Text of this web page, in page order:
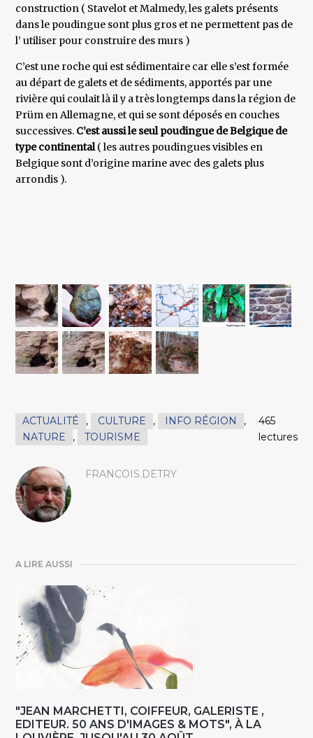
construction ( Stavelot et Malmedy, les galets présents
dans le poudingue sont plus gros et ne permettent pas de
l’ utiliser pour construire des murs )
C’est une roche qui est sédimentaire car elle s’est formée
au départ de galets et de sédiments, apportés par une
rivière qui coulait là il y a très longtemps dans la région de
Prüm en Allemagne, et qui se sont déposés en couches
successives. C’est aussi le seul poudingue de Belgique de
type continental( les autres poudingues visibles en
Belgique sont d’origine marine avec des galets plus
arrondis ).
ACTUALITÉ , CULTURE , INFO RÉGION
,
NATURE
, TOURISME
465
lectures
FRANCOIS.DETRY
A LIRE AUSSI
"JEAN MARCHETTI, COIFFEUR, GALERISTE ,
EDITEUR. 50 ANS D'IMAGES & MOTS", À LA